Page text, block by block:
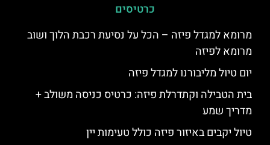
כרטיסים
מרומא למגדל פיזה – הכל על נסיעת רכבת הלוך ושוב
מרומא לפיזה
יום טיול מליבורנו למגדל פיזה
בית הטבילה וקתדרלת פיזה: כרטיס כניסה משולב +
מדריך שמע
טיול יקבים באיזור פיזה כולל טעימות יין